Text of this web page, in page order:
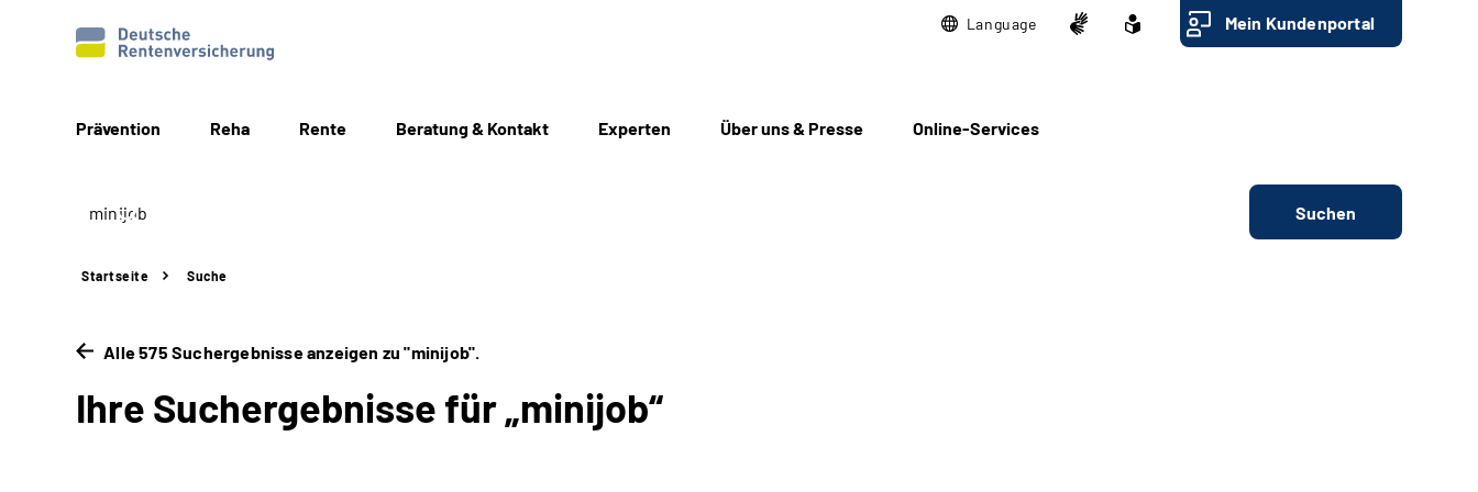
Language Mein Kundenportal
Prävention Reha Rente Beratung & Kontakt Experten Über uns & Presse Online-Services
Suchen
Startseite Suche
Alle 575 Suchergebnisse anzeigen zu "minijob".
Ihre Suchergebnisse für „minijob“